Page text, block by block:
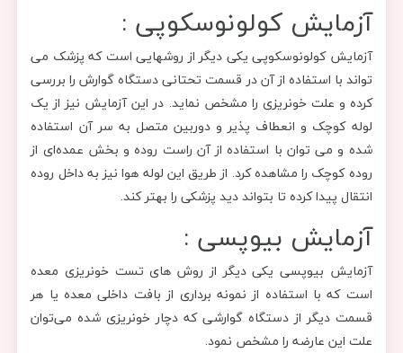
آزمایش کولونوسکوپی :
آزمایش کولونوسکوپی یکی دیگر از روشهایی است که پزشک می
تواند با استفاده از آن در قسمت تحتانی دستگاه گوارش را بررسی
کرده و علت خونریزی را مشخص نماید. در این آزمایش نیز از یک
لوله کوچک و انعطاف پذیر و دوربین متصل به سر آن استفاده
شده و می توان با استفاده از آن راست روده و بخش عمده‌ای از
روده کوچک را مشاهده کرد. از طریق این لوله هوا نیز به داخل روده
انتقال پیدا کرده تا بتواند دید پزشکی را بهتر کند.
آزمایش بیوپسی :
آزمایش بیوپسی یکی دیگر از روش های تست خونریزی معده
است که با استفاده از نمونه برداری از بافت داخلی معده یا هر
قسمت دیگر از دستگاه گوارشی که دچار خونریزی شده می‌توان
علت این عارضه را مشخص نمود.